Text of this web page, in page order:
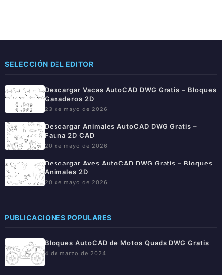
SELECCIÓN DEL EDITOR
Descargar Vacas AutoCAD DWG Gratis – Bloques
Ganaderos 2D
23 de mayo de 2026
Descargar Animales AutoCAD DWG Gratis –
Fauna 2D CAD
20 de mayo de 2026
Descargar Aves AutoCAD DWG Gratis – Bloques
Animales 2D
20 de mayo de 2026
PUBLICACIONES POPULARES
Bloques AutoCAD de Motos Quads DWG Gratis
4 de marzo de 2024